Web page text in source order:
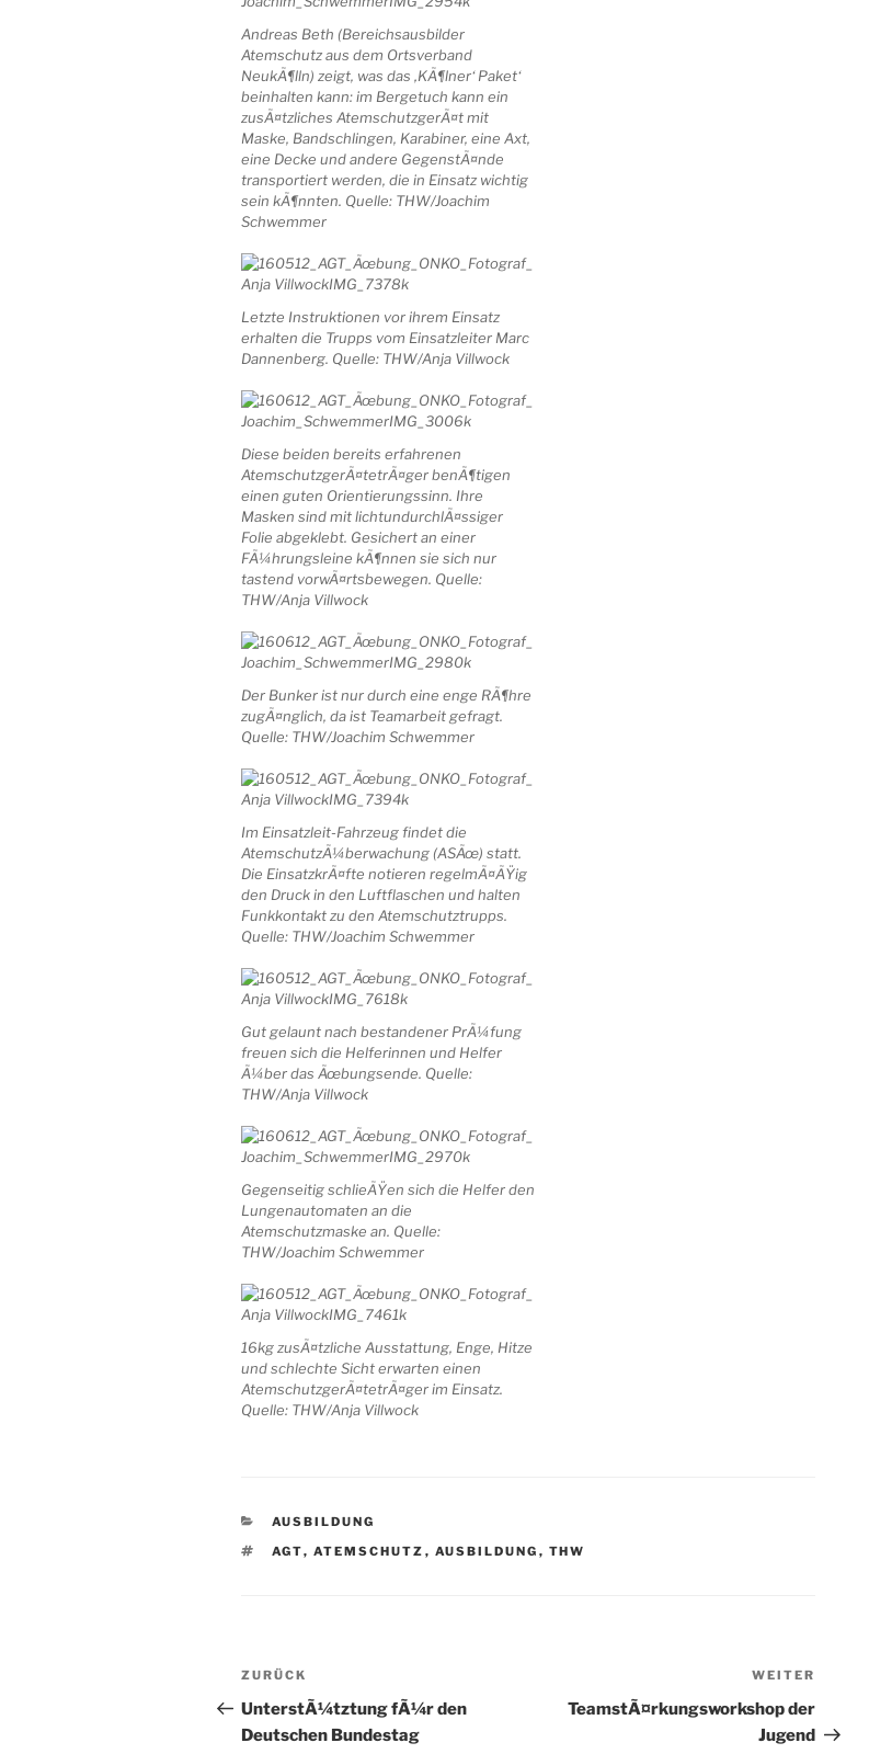
Andreas Beth (Bereichsausbilder
Atemschutz aus dem Ortsverband
NeukÃ¶lln) zeigt, was das ‚KÃ¶lner‘ Paket‘
beinhalten kann: im Bergetuch kann ein
zusÃ¤tzliches AtemschutzgerÃ¤t mit
Maske, Bandschlingen, Karabiner, eine Axt,
eine Decke und andere GegenstÃ¤nde
transportiert werden, die in Einsatz wichtig
sein kÃ¶nnten. Quelle: THW/Joachim
Schwemmer
Letzte Instruktionen vor ihrem Einsatz
erhalten die Trupps vom Einsatzleiter Marc
Dannenberg. Quelle: THW/Anja Villwock
Diese beiden bereits erfahrenen
AtemschutzgerÃ¤tetrÃ¤ger benÃ¶tigen
einen guten Orientierungssinn. Ihre
Masken sind mit lichtundurchlÃ¤ssiger
Folie abgeklebt. Gesichert an einer
FÃ¼hrungsleine kÃ¶nnen sie sich nur
tastend vorwÃ¤rtsbewegen. Quelle:
THW/Anja Villwock
Der Bunker ist nur durch eine enge RÃ¶hre
zugÃ¤nglich, da ist Teamarbeit gefragt.
Quelle: THW/Joachim Schwemmer
Im Einsatzleit-Fahrzeug findet die
AtemschutzÃ¼berwachung (ASÃœ) statt.
Die EinsatzkrÃ¤fte notieren regelmÃ¤ÃŸig
den Druck in den Luftflaschen und halten
Funkkontakt zu den Atemschutztrupps.
Quelle: THW/Joachim Schwemmer
Gut gelaunt nach bestandener PrÃ¼fung
freuen sich die Helferinnen und Helfer
Ã¼ber das Ãœbungsende. Quelle:
THW/Anja Villwock
Gegenseitig schlieÃŸen sich die Helfer den
Lungenautomaten an die
Atemschutzmaske an. Quelle:
THW/Joachim Schwemmer
16kg zusÃ¤tzliche Ausstattung, Enge, Hitze
und schlechte Sicht erwarten einen
AtemschutzgerÃ¤tetrÃ¤ger im Einsatz.
Quelle: THW/Anja Villwock
KATEGORIEN
AUSBILDUNG
SCHLAGWÖRTER
AGT, ATEMSCHUTZ , AUSBILDUNG , THW
Beitragsnavigation
Vorheriger
Beitrag
ZURÜCK
UnterstÃ¼tztung fÃ¼r den
Deutschen Bundestag
Beitrag
WEITER
TeamstÃ¤rkungsworkshop der
Jugend